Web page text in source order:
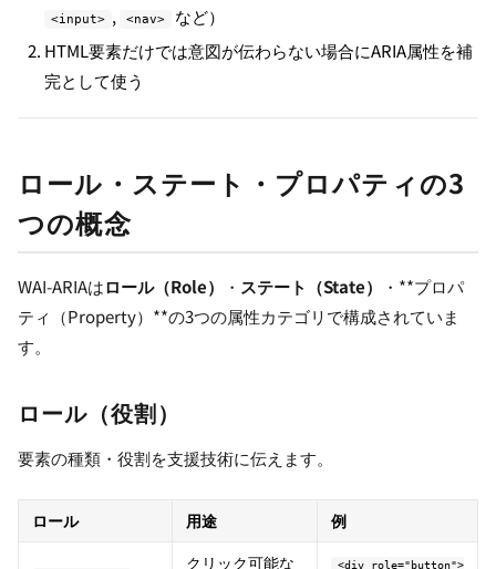
<input> , <nav>
など）
HTML要素だけでは意図が伝わらない場合にARIA属性を補
完として使う
ロール・ステート・プロパティの3
つの概念
WAI-ARIAはロール（Role） ・ ステート（State）
・**プロパ
ティ（Property）**の3つの属性カテゴリで構成されていま
す。
ロール（役割）
要素の種類・役割を支援技術に伝えます。
ロール 用途 例
クリック可能な
<div role="button">